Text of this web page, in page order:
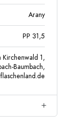
Arany
PP 31,5
Kirchenwald 1,
Baumbach,